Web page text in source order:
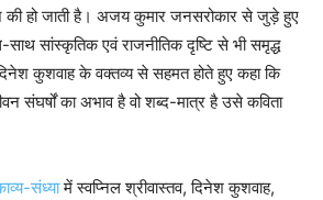
हो जाती है। अजय कुमार जनसरोकार से जुड़े हुए
साथ सांस्कृतिक एवं राजनीतिक दृष्टि से भी समृद्ध
कुशवाह के वक्तव्य से सहमत होते हुए कहा कि
संघर्षों का अभाव है वो शब्द-मात्र है उसे कविता
संध्यामें स्वप्निल श्रीवास्तव, दिनेश कुशवाह,